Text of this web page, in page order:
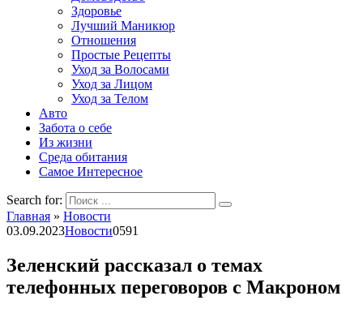
Здоровье
Лучший Маникюр
Отношения
Простые Рецепты
Уход за Волосами
Уход за Лицом
Уход за Телом
Авто
Забота о себе
Из жизни
Среда обитания
Самое Интересное
Search for:
Главная » Новости
03.09.2023Новости0591
Зеленский рассказал о темах
телефонных переговоров с Макроном